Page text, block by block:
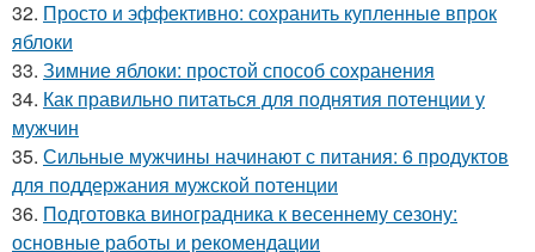
32. Просто и эффективно: сохранить купленные впрок
яблоки
33. Зимние яблоки: простой способ сохранения
34. Как правильно питаться для поднятия потенции у
мужчин
35. Сильные мужчины начинают с питания: 6 продуктов
для поддержания мужской потенции
36. Подготовка виноградника к весеннему сезону:
основные работы и рекомендации